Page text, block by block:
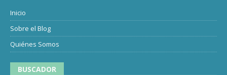
Inicio
Sobre el Blog
Quiénes Somos
BUSCADOR